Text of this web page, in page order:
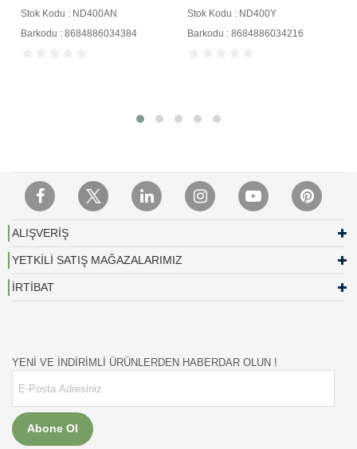
Stok Kodu : ND400AN
Barkodu : 8684886034384
Stok Kodu : ND400Y
Barkodu : 8684886034216
ALIŞVERİŞ
YETKİLİ SATIŞ MAĞAZALARIMIZ
İRTİBAT
YENİ VE İNDİRİMLİ ÜRÜNLERDEN HABERDAR OLUN !
Abone Ol